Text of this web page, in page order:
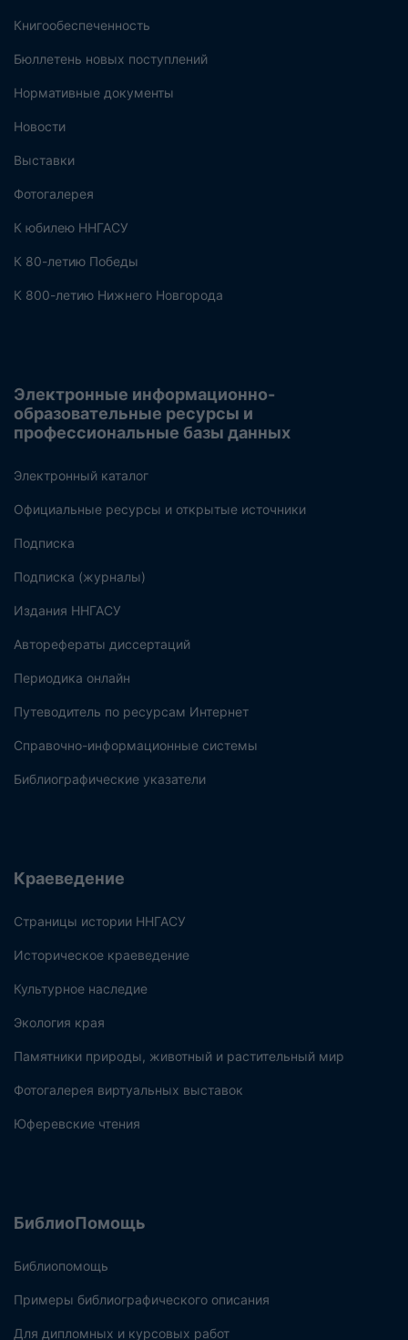
Книгообеспеченность
Бюллетень новых поступлений
Нормативные документы
Новости
Выставки
Фотогалерея
К юбилею ННГАСУ
К 80-летию Победы
К 800-летию Нижнего Новгорода
Электронные информационно-
образовательные ресурсы и
профессиональные базы данных
Электронный каталог
Официальные ресурсы и открытые источники
Подписка
Подписка (журналы)
Издания ННГАСУ
Авторефераты диссертаций
Периодика онлайн
Путеводитель по ресурсам Интернет
Справочно-информационные системы
Библиографические указатели
Краеведение
Страницы истории ННГАСУ
Историческое краеведение
Культурное наследие
Экология края
Памятники природы, животный и растительный мир
Фотогалерея виртуальных выставок
Юферевские чтения
БиблиоПомощь
Библиопомощь
Примеры библиографического описания
Для дипломных и курсовых работ